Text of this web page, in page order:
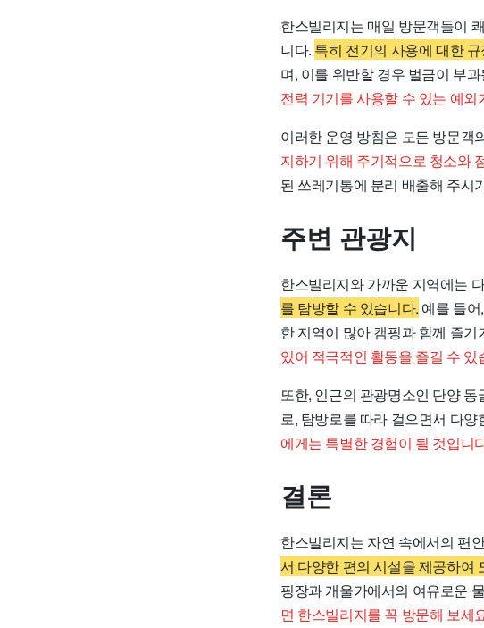
한스빌리지는 매일 방문객들이
니다. 특히 전기의 사용에 대한
며, 이를 위반할 경우 벌금이 부
전력 기기를 사용할 수 있는 예외
이러한 운영 방침은 모든 방문객
지하기 위해 주기적으로 청소와
된 쓰레기통에 분리 배출해 주시
주변 관광지
한스빌리지와 가까운 지역에는
를 탐방할 수 있습니다. 예를 들
한 지역이 많아 캠핑과 함께 즐기
있어 적극적인 활동을 즐길 수 있
또한, 인근의 관광명소인 단양
로, 탐방로를 따라 걸으면서 다
에게는 특별한 경험이 될 것입니
결론
한스빌리지는 자연 속에서의 편
서 다양한 편의 시설을 제공하여
핑장과 개울가에서의 여유로운
면 한스빌리지를 꼭 방문해 보세